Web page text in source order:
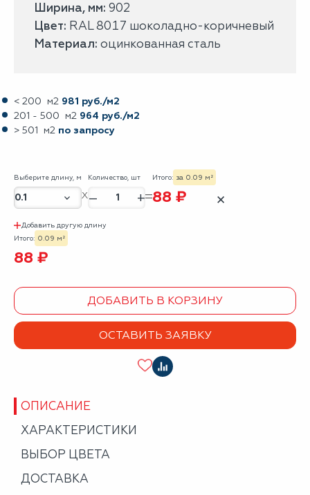
Ширина, мм: 902
Цвет: RAL 8017 шоколадно-коричневый
Материал: оцинкованная сталь
< 200 м2 981 руб./м2
201 - 500 м2 964 руб./м2
> 501 м2 по запросу
Выберите длину, м Количество, шт
– +
Итого: за 0.09 м²
88 ₽ ✕
Добавить другую длину
Итого: 0.09 м²
88 ₽
ДОБАВИТЬ В КОРЗИНУ
ОСТАВИТЬ ЗАЯВКУ
ОПИСАНИЕ
ХАРАКТЕРИСТИКИ
ВЫБОР ЦВЕТА
ДОСТАВКА